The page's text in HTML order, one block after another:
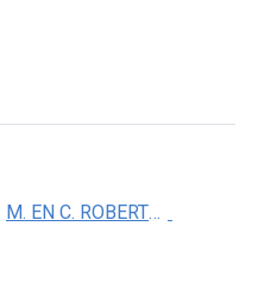
M. EN C. ROBERTO MANUEL CEDILLO RIVERA